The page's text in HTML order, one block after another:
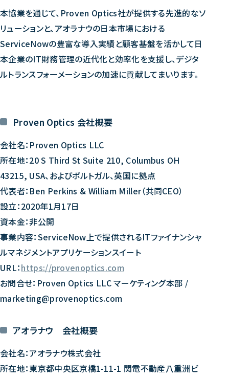
本協業を通じて、Proven Optics社が提供する先進的なソ
リューションと、アオラナウの日本市場における
ServiceNowの豊富な導入実績と顧客基盤を活かして日
本企業のIT財務管理の近代化と効率化を支援し、デジタ
ルトランスフォーメーションの加速に貢献してまいります。
Proven Optics 会社概要
会社名：Proven Optics LLC
所在地：20 S Third St Suite 210, Columbus OH
43215, USA、およびポルトガル、英国に拠点
代表者：Ben Perkins & William Miller（共同CEO）
設立：2020年1月17日
資本金：非公開
事業内容：ServiceNow上で提供されるITファイナンシャ
ルマネジメントアプリケーションスイート
URL：https://provenoptics.com
お問合せ：Proven Optics LLC マーケティング本部 /
marketing@provenoptics.com
アオラナウ 会社概要
会社名：アオラナウ株式会社
所在地：東京都中央区京橋1-11-1 関電不動産八重洲ビ